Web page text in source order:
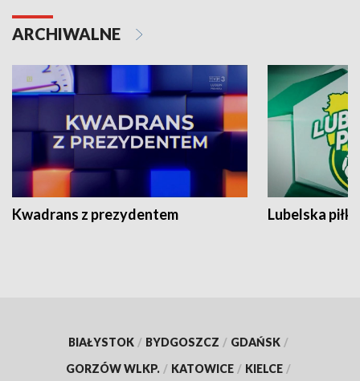
ARCHIWALNE
Kwadrans z prezydentem Lubelska piłka
BIAŁYSTOK / BYDGOSZCZ / GDAŃSK /
GORZÓW WLKP. / KATOWICE / KIELCE /